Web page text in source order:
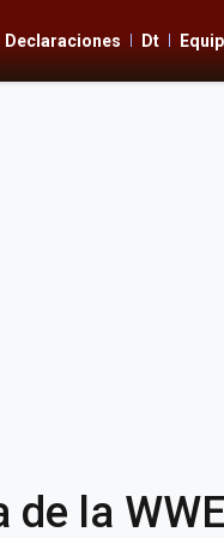
Declaraciones Dt
de la